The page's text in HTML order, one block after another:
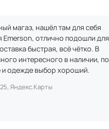
магаз, нашёл там для себя
Emerson, отлично подошли для
быстрая, всё чётко. В
интересного в наличии, по
и одежде выбор хороший.
Яндекс.Карты